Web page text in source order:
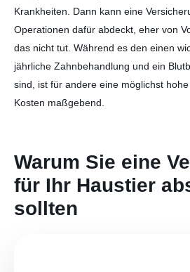
Krankheiten. Dann kann eine
Operationen dafür abdeckt, eher von
das nicht tut. Während es den einen
jährliche Zahnbehandlung und ein
sind, ist für andere eine möglichst
Kosten maßgebend.
Warum Sie eine
für Ihr Haustier
sollten